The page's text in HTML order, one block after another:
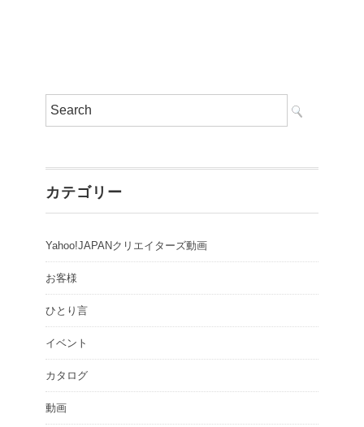
カテゴリー
Yahoo!JAPANクリエイターズ動画
お客様
ひとり言
イベント
カタログ
動画